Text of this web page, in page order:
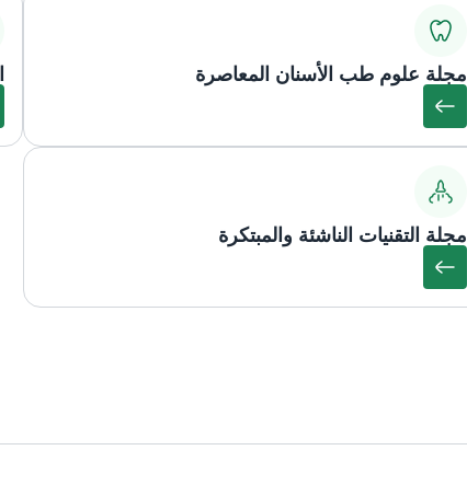
مجلة علوم طب الأسنان المعاصرة
مجلة التقنيات الناشئة والمبتكرة